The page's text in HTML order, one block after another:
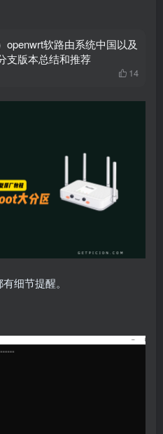
openwrt软路由系统中国以及
支版本总结和推荐
14
细节提醒。